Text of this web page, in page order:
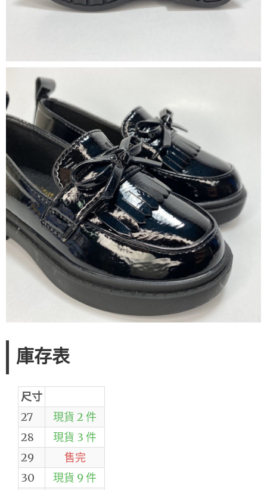
庫存表
尺寸
27
現貨 2 件
28
現貨 3 件
29
售完
30
現貨 9 件